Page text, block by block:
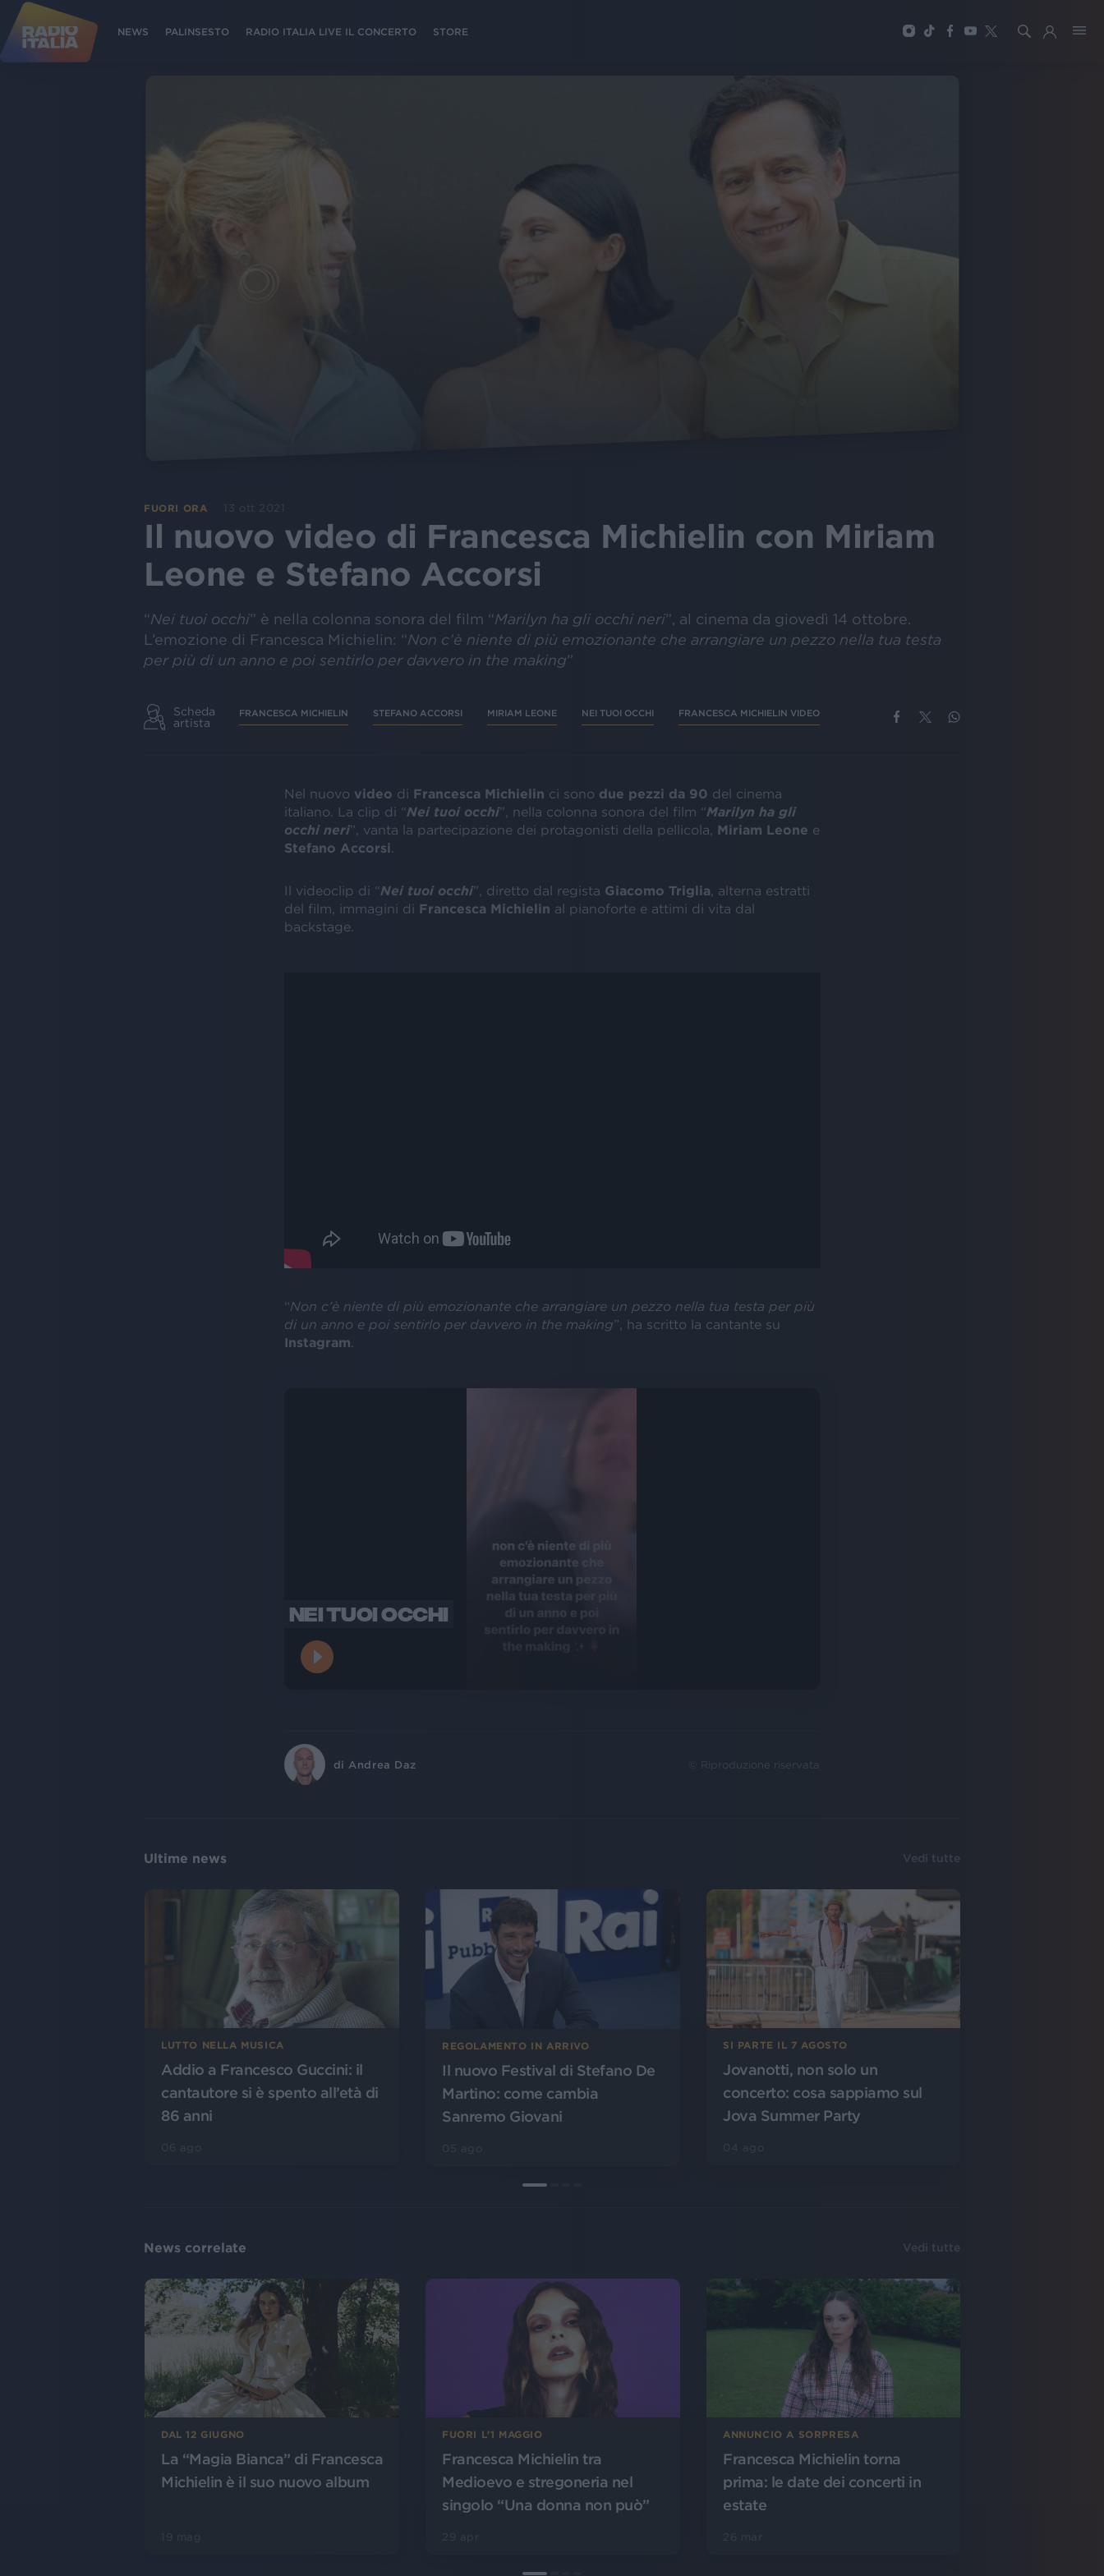
NEWS PALINSESTO RADIO ITALIA LIVE IL CONCERTO STORE
FUORI ORA 13 ott 2021
Il nuovo video di Francesca Michielin con Miriam
Leone e Stefano Accorsi
“Nei tuoi occhi” è nella colonna sonora del film “Marilyn ha gli occhi neri”, al cinema da giovedì 14 ottobre.
L’emozione di Francesca Michielin: “Non c’è niente di più emozionante che arrangiare un pezzo nella tua testa
per più di un anno e poi sentirlo per davvero in the making”
Scheda
artista
FRANCESCA MICHIELIN STEFANO ACCORSI MIRIAM LEONE NEI TUOI OCCHI FRANCESCA MICHIELIN VIDEO
Nel nuovo video di Francesca Michielin ci sono due pezzi da 90 del cinema
italiano. La clip di “Nei tuoi occhi”, nella colonna sonora del film “Marilyn ha gli
occhi neri”, vanta la partecipazione dei protagonisti della pellicola, Miriam Leone e
Stefano Accorsi
Il videoclip di “Nei tuoi occhi”, diretto dal regista Giacomo Triglia , alterna estratti
del film, immagini di Francesca Michielin al pianoforte e attimi di vita dal
backstage.
“Non c’è niente di più emozionante che arrangiare un pezzo nella tua testa per più
di un anno e poi sentirlo per davvero in the making”, ha scritto la cantante su
Instagram
NEI TUOI OCCHI
di Andrea Daz © Riproduzione riservata
Ultime news Vedi tutte
LUTTO NELLA MUSICA
Addio a Francesco Guccini: il
cantautore si è spento all’età di
86 anni
REGOLAMENTO IN ARRIVO
Il nuovo Festival di Stefano De
Martino: come cambia
Sanremo Giovani
SI PARTE IL 7 AGOSTO
Jovanotti, non solo un
concerto: cosa sappiamo sul
Jova Summer Party
News correlate Vedi tutte
DAL 12 GIUGNO
La “Magia Bianca” di Francesca
Michielin è il suo nuovo album
FUORI L'1 MAGGIO
Francesca Michielin tra
Medioevo e stregoneria nel
singolo “Una donna non può”
ANNUNCIO A SORPRESA
Francesca Michielin torna
prima: le date dei concerti in
estate